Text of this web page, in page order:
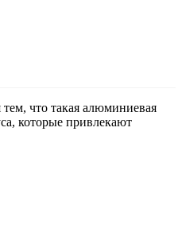
что такая алюминиевая
которые привлекают